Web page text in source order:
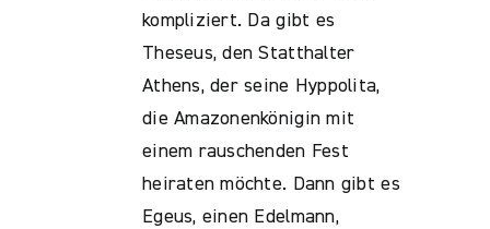
kompliziert. Da gibt es
Theseus, den Statthalter
Athens, der seine Hyppolita,
die Amazonenkönigin mit
einem rauschenden Fest
heiraten möchte. Dann gibt es
Egeus, einen Edelmann,